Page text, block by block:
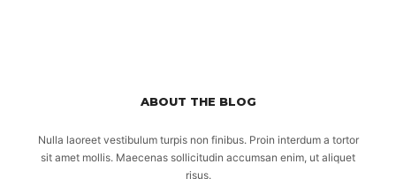
ABOUT THE BLOG
Nulla laoreet vestibulum turpis non finibus. Proin interdum a tortor
sit amet mollis. Maecenas sollicitudin accumsan enim, ut aliquet
risus.